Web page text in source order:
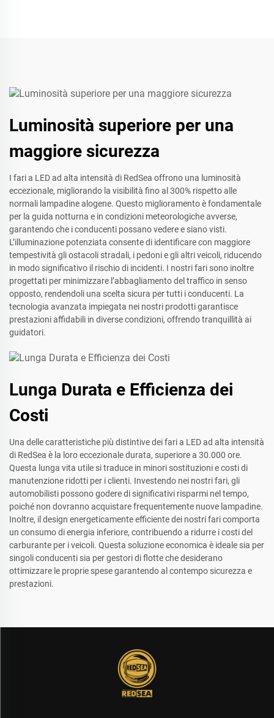
Luminosità superiore per una
maggiore sicurezza
I fari a LED ad alta intensità di RedSea offrono una luminosità
eccezionale, migliorando la visibilità fino al 300% rispetto alle
normali lampadine alogene. Questo miglioramento è fondamentale
per la guida notturna e in condizioni meteorologiche avverse,
garantendo che i conducenti possano vedere e siano visti.
L’illuminazione potenziata consente di identificare con maggiore
tempestività gli ostacoli stradali, i pedoni e gli altri veicoli, riducendo
in modo significativo il rischio di incidenti. I nostri fari sono inoltre
progettati per minimizzare l’abbagliamento del traffico in senso
opposto, rendendoli una scelta sicura per tutti i conducenti. La
tecnologia avanzata impiegata nei nostri prodotti garantisce
prestazioni affidabili in diverse condizioni, offrendo tranquillità ai
guidatori.
Lunga Durata e Efficienza dei
Costi
Una delle caratteristiche più distintive dei fari a LED ad alta intensità
di RedSea è la loro eccezionale durata, superiore a 30.000 ore.
Questa lunga vita utile si traduce in minori sostituzioni e costi di
manutenzione ridotti per i clienti. Investendo nei nostri fari, gli
automobilisti possono godere di significativi risparmi nel tempo,
poiché non dovranno acquistare frequentemente nuove lampadine.
Inoltre, il design energeticamente efficiente dei nostri fari comporta
un consumo di energia inferiore, contribuendo a ridurre i costi del
carburante per i veicoli. Questa soluzione economica è ideale sia per
singoli conducenti sia per gestori di flotte che desiderano
ottimizzare le proprie spese garantendo al contempo sicurezza e
prestazioni.